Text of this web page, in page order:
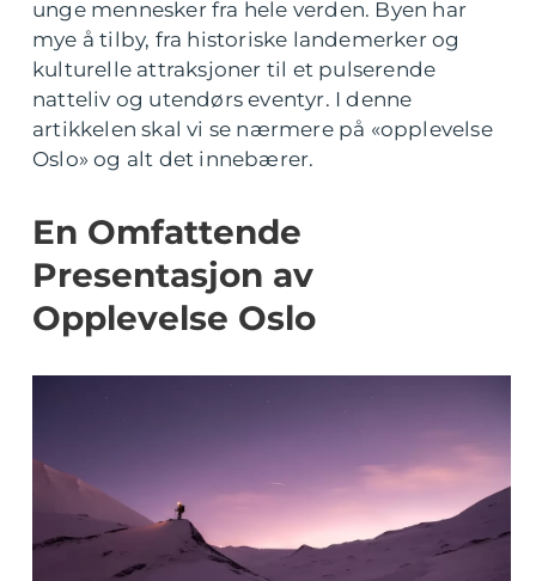
unge mennesker fra hele verden. Byen har
mye å tilby, fra historiske landemerker og
kulturelle attraksjoner til et pulserende
natteliv og utendørs eventyr. I denne
artikkelen skal vi se nærmere på «opplevelse
Oslo» og alt det innebærer.
En Omfattende
Presentasjon av
Opplevelse Oslo